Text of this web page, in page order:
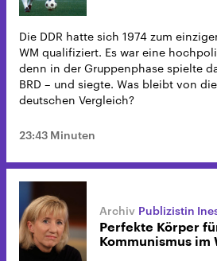
Die DDR hatte sich 1974 zum
WM qualifiziert. Es war eine
denn in der Gruppenphase spielte
BRD – und siegte. Was bleibt von
deutschen Vergleich?
23:43 Minuten
Publizistin
Perfekte Körper
Kommunismus im